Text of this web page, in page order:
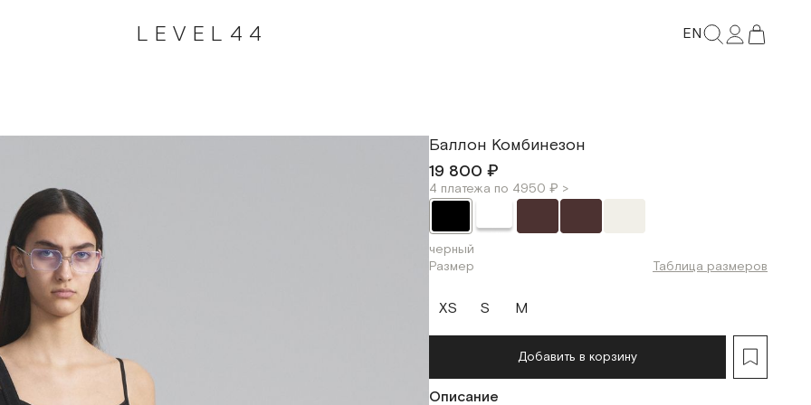
LEVEL44 EN
Баллон Комбинезон
19 800 ₽
4 платежа по 4950 ₽ >
черный
Размер
Таблица размеров
XS S M
Добавить в корзину
Описание